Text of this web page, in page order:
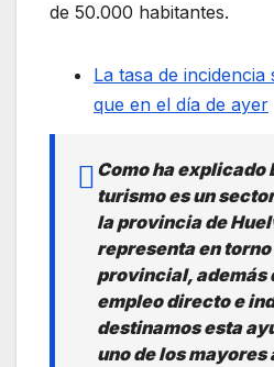
de 50.000 habitantes.
La tasa de incidencia
que en el día de ayer
Como ha explicado
turismo es un
la provincia de
representa en torno
provincial, además
empleo directo e
destinamos esta
uno de los